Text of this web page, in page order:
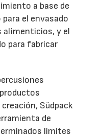
a base de
el envasado
alimenticios, y el
para fabricar
Südpack
de
límites